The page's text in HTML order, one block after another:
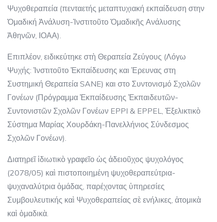
Ψυχοθεραπεία (πενταετής μεταπτυχιακή εκπαίδευση στην
Ὁμαδική Ἀνάλυση-Ἰνστιτοῦτο Ὁμαδικῆς Ανάλυσης
Ἀθηνῶν, ΙΟΑΑ).
Επιπλέον, ειδικεύτηκε στὴ Θεραπεία Ζεύγους (Λόγω
Ψυχής: Ἰνστιτοῦτο Ἐκπαίδευσης και Έρευνας στη
Συστημική Θεραπεία SANE) και στο Συντονισμό Σχολῶν
Γονέων (Πρόγραμμα Ἐκπαίδευσης Ἐκπαιδευτῶν-
Συντονιστῶν Σχολῶν Γονέων EPPI & EPPEL, Ἐξελικτικὸ
Σύστημα Μαρίας Χουρδάκη-Πανελλήνιος Σύνδεσμος
Σχολῶν Γονέων).
Διατηρεῖ ἰδιωτικὸ γραφεῖο ὡς ἀδειοῦχος ψυχολόγος
(2078/05) καὶ πιστοποιημένη ψυχοθεραπεύτρια-
ψυχαναλύτρια ὁμάδας, παρέχοντας ὑπηρεσίες
Συμβουλευτικής καὶ Ψυχοθεραπείας σὲ ενήλικες, ἀτομικὰ
καὶ ὁμαδικὰ.